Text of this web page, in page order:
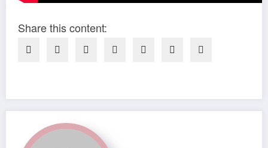
Share this content: